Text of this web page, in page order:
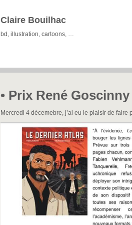
Claire Bouilhac
bd, illustration, cartoons, …
• Prix René Goscinny
Mercredi 4 décemebre, j’ai eu le plaisir de faire